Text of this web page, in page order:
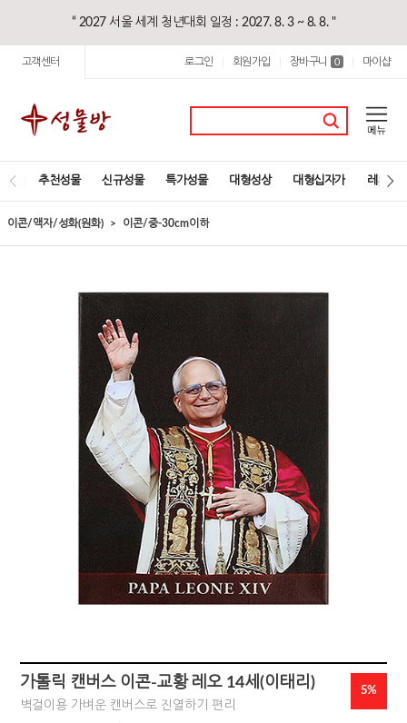
“ 2027 서울 세계 청년대회 일정 : 2027. 8. 3 ~ 8. 8. "
고객센터 로그인 회원가입 장바구니 0 마이샵
추천성물 신규성물 특가성물 대형성상 대형십자가 레지오
이콘/액자/성화(원화) 이콘/중-30cm이하
가톨릭 캔버스 이콘-교황 레오 14세(이태리)
벽걸이용 가벼운 캔버스로 진열하기 편리
5%